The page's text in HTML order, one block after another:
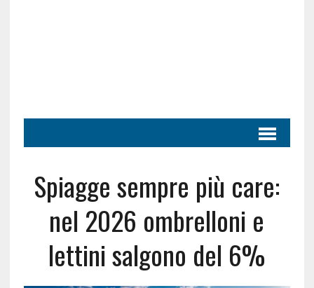
Spiagge sempre più care:
nel 2026 ombrelloni e
lettini salgono del 6%